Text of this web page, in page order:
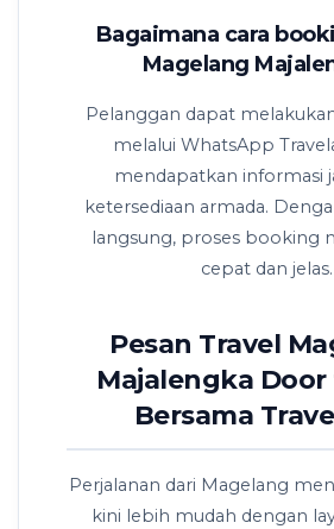
Bagaimana cara
Magelang
Pelanggan dapat
melalui WhatsApp
mendapatkan informasi
ketersediaan armada.
langsung, proses booking
cepat dan jelas.
Pesan Travel
Majalengka
Bersama
Perjalanan dari Magelang
kini lebih mudah dengan